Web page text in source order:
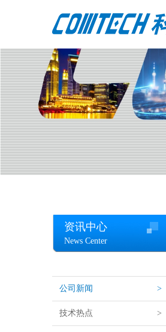
资讯中心
News Center
公司新闻 >
技术热点 >